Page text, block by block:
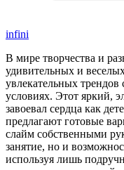
infini
В мире творчества и
удивительных и
увлекательных
условиях. Этот яркий,
завоевал сердца как
предлагают готовые
слайм собственными
занятие, но и
используя лишь